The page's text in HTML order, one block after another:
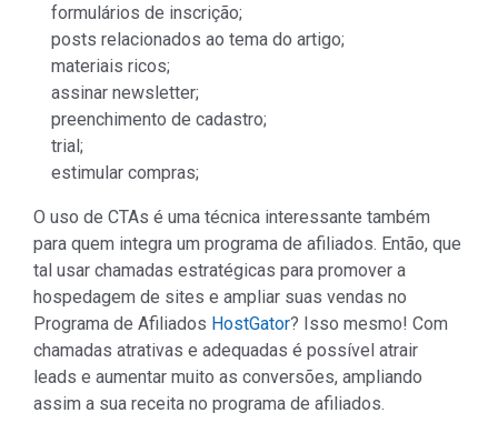
formulários de inscrição;
posts relacionados ao tema do artigo;
materiais ricos;
assinar newsletter;
preenchimento de cadastro;
trial;
estimular compras;
O uso de CTAs é uma técnica interessante também
para quem integra um programa de afiliados. Então, que
tal usar chamadas estratégicas para promover a
hospedagem de sites e ampliar suas vendas no
Programa de Afiliados HostGator? Isso mesmo! Com
chamadas atrativas e adequadas é possível atrair
leads e aumentar muito as conversões, ampliando
assim a sua receita no programa de afiliados.